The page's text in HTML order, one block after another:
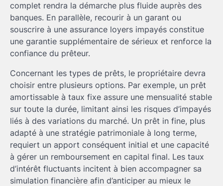
complet rendra la démarche plus fluide auprès des
banques. En parallèle, recourir à un garant ou
souscrire à une assurance loyers impayés constitue
une garantie supplémentaire de sérieux et renforce la
confiance du prêteur.
Concernant les types de prêts, le propriétaire devra
choisir entre plusieurs options. Par exemple, un prêt
amortissable à taux fixe assure une mensualité stable
sur toute la durée, limitant ainsi les risques d’impayés
liés à des variations du marché. Un prêt in fine, plus
adapté à une stratégie patrimoniale à long terme,
requiert un apport conséquent initial et une capacité
à gérer un remboursement en capital final. Les taux
d’intérêt fluctuants incitent à bien accompagner sa
simulation financière afin d’anticiper au mieux le